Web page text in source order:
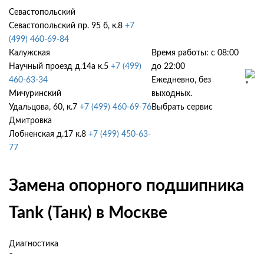
Севастопольский
Севастопольский пр. 95 б, к.8 +7
(499) 460-69-84
Калужская
Научный проезд д.14а к.5 +7 (499)
460-63-34
Мичуринский
Удальцова, 60, к.7 +7 (499) 460-69-76
Дмитровка
Лобненская д.17 к.8 +7 (499) 450-63-
77
Время работы: с 08:00
до 22:00
Ежедневно, без
выходных.
Выбрать сервис
Замена опорного подшипника
Tank (Танк) в Москве
Диагностика